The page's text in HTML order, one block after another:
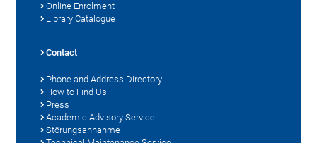
Online Enrolment
Library Catalogue
Contact
Phone and Address Directory
How to Find Us
Press
Academic Advisory Service
Störungsannahme